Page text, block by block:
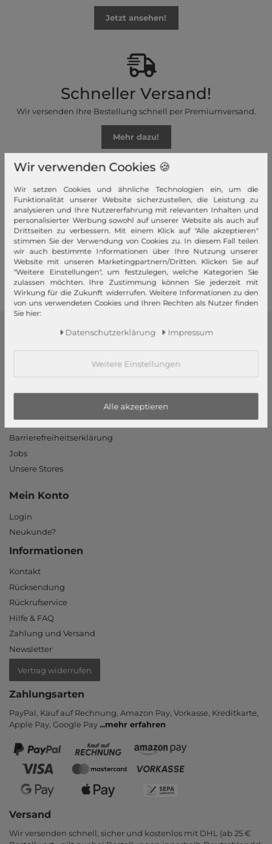
Jetzt ansehen!
Schneller Versand!
Wir versenden Ihre Bestellung schnell per Premiumversand.
Mehr dazu!
Ihre Vorteile
Premiumversand, Große Auswahl, faire Preise, Freundlicher &
schneller Service
Mehr dazu!
Widerrufsrecht
Datenschutzeinstellungen
Barrierefreiheitserklärung
Jobs
Unsere Stores
Mein Konto
Login
Neukunde?
Informationen
Kontakt
Rücksendung
Rückrufservice
Hilfe & FAQ
Zahlung und Versand
Newsletter
Vertrag widerrufen
Zahlungsarten
PayPal, Kauf auf Rechnung, Amazon Pay, Vor­kasse, Kredit­karte,
Apple Pay, Google Pay...mehr erfahren
Versand
Wir versenden schnell, sicher und kostenlos mit DHL (ab 25 €
Wir verwenden Cookies 🍪
Wir setzen Cookies und ähnliche Technologien ein, um die
Funktionalität unserer Website sicherzustellen, die Leistung zu
analysieren und Ihre Nutzererfahrung mit relevanten Inhalten und
personalisierter Werbung sowohl auf unserer Website als auch auf
Drittseiten zu verbessern. Mit einem Klick auf "Alle akzeptieren"
stimmen Sie der Verwendung von Cookies zu. In diesem Fall teilen
wir auch bestimmte Informationen über Ihre Nutzung unserer
Website mit unseren Marketingpartnern/Dritten. Klicken Sie auf
"Weitere Einstellungen", um festzulegen, welche Kategorien Sie
zulassen möchten. Ihre Zustimmung können Sie jederzeit mit
Wirkung für die Zukunft widerrufen. Weitere Informationen zu den
von uns verwendeten Cookies und Ihren Rechten als Nutzer finden
Sie hier:
Daten­schutz­erklärung Impressum
Weitere Einstellungen
Alle akzeptieren